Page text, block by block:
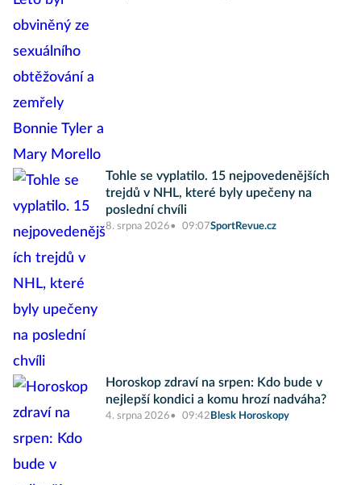
Tohle se vyplatilo. 15 nejpovedenějších
trejdů v NHL, které byly upečeny na
poslední chvíli
8. srpna 2026 09:07SportRevue.cz
Horoskop zdraví na srpen: Kdo bude v
nejlepší kondici a komu hrozí nadváha?
4. srpna 2026 09:42 Blesk Horoskopy